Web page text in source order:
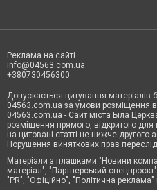
Реклама на сайті
info@04563.com.ua
+380730456300
Допускається цитування матеріалів
04563.com.ua за умови розміщення
04563.com.ua - Сайт міста Біла
розміщення прямого, відкритого
на цитовані статті не нижче другого
Порушення виняткових прав
Матеріали з плашками "Новини
матеріал", "Партнерський
"PR", "Офіційно", "Політична